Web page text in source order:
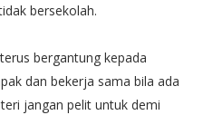
bersekolah.
bergantung kepada
dan bekerja sama bila ada
jangan pelit untuk demi